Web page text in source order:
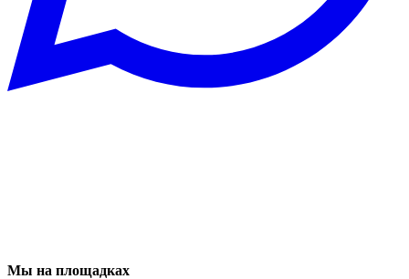
Мы на площадках